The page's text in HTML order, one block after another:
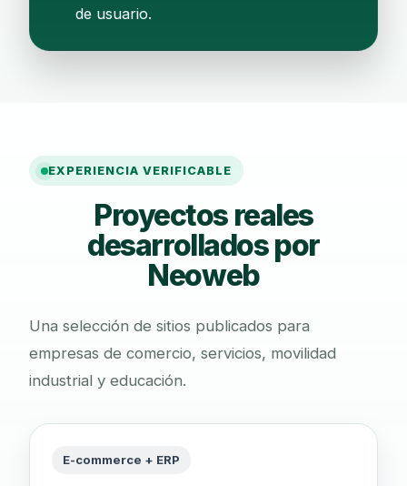
de usuario.
EXPERIENCIA VERIFICABLE
Proyectos reales
desarrollados por
Neoweb
Una selección de sitios publicados para
empresas de comercio, servicios, movilidad
industrial y educación.
E-commerce + ERP